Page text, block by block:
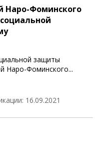
Наро-Фоминского
защиты
Наро-Фоминского...
16.09.2021